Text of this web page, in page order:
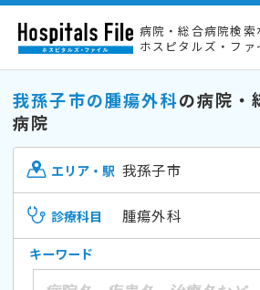
病院・総合病院検索
ホスピタルズ・ファ
我孫子市の腫瘍外科の病院・
病院
エリア・駅 我孫子市
診療科目 腫瘍外科
キーワード